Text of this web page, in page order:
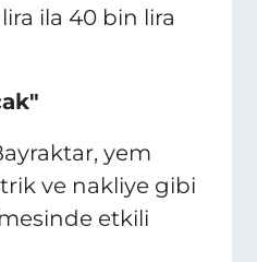
ila 40 bin lira
yem
ve nakliye gibi
etkili